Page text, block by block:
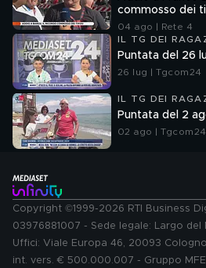
commosso dei
04 ago | Rete 4
IL TG DEI
Puntata del 26
26 lug | Tgcom24
IL TG DEI
Puntata del 2
02 ago | Tgcom24
Copyright ©1999-2026 RTI Business
03976881007 - Sede legale: Largo del
Uffici: Viale Europa 46, 20093
int. vers. € 500.000.007 - Gruppo